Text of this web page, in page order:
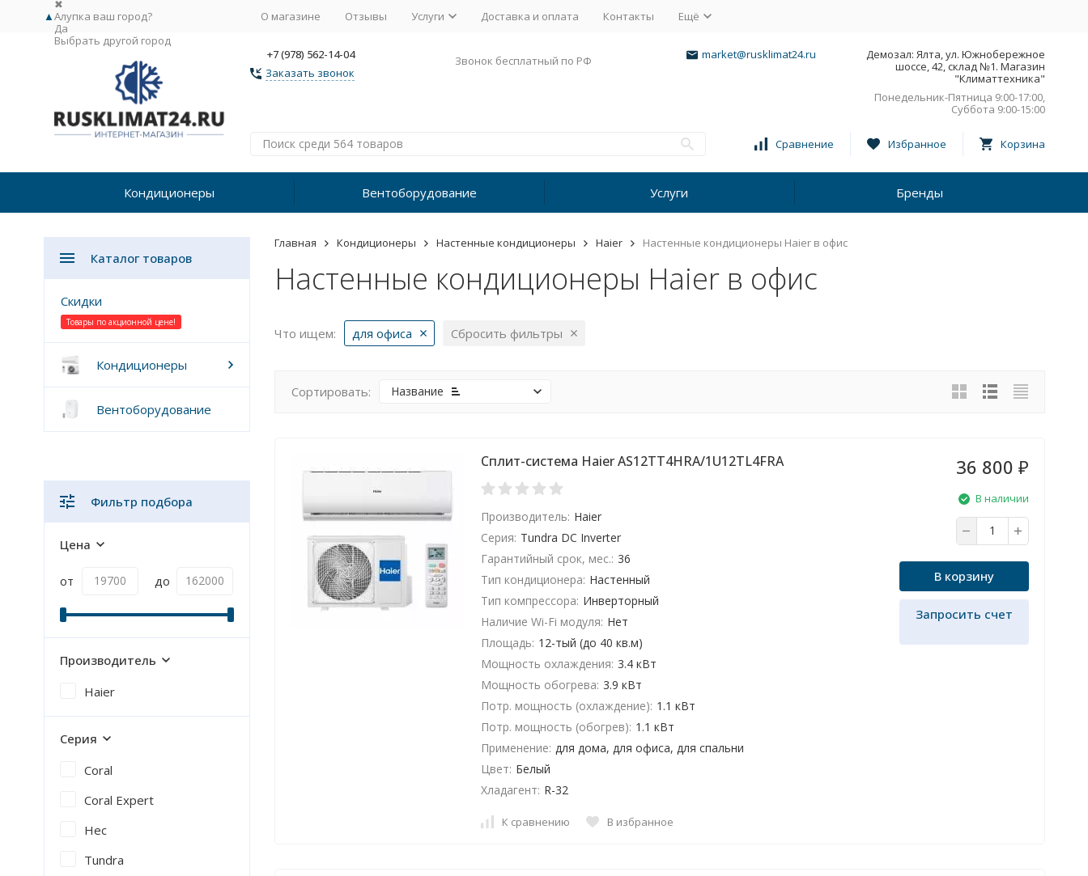
▲
✖
Алупка ваш город?
Да
Выбрать другой город
О магазине Отзывы Услуги Доставка и оплата Контакты Ещё
+7 (978) 562-14-04
Заказать звонок
Звонок бесплатный по РФ market@rusklimat24.ru
Демозал: Ялта, ул. Южнобережное
шоссе, 42, склад №1. Магазин
"Климаттехника"
Понедельник-Пятница 9:00-17:00,
Суббота 9:00-15:00
Сравнение Избранное Корзина
Кондиционеры Вентоборудование Услуги Бренды
Главная Кондиционеры Настенные кондиционеры Haier Настенные кондиционеры Haier в офис
Настенные кондиционеры Haier в офис
Что ищем: для офиса Сбросить фильтры
Сортировать: Название
Сплит-система Haier AS12TT4HRA/1U12TL4FRA
Производитель: Haier
Серия: Tundra DC Inverter
Гарантийный срок, мес.: 36
Тип кондиционера: Настенный
Тип компрессора: Инверторный
Наличие Wi-Fi модуля: Нет
Площадь: 12-тый (до 40 кв.м)
Мощность охлаждения: 3.4 кВт
Мощность обогрева: 3.9 кВт
Потр. мощность (охлаждение): 1.1 кВт
Потр. мощность (обогрев): 1.1 кВт
Применение: для дома, для офиса, для спальни
Цвет: Белый
Хладагент: R-32
К сравнению В избранное
36 800 ₽
В наличии
В корзину
Запросить счет
Каталог товаров
Скидки
Товары по акционной цене!
Кондиционеры
Вентоборудование
Фильтр подбора
Цена
от до
Производитель
Haier
Серия
Coral
Coral Expert
Hec
Tundra